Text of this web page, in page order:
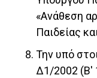
«Ανάθεση
Παιδείας
Την υπό
Δ1/2002 (Β'